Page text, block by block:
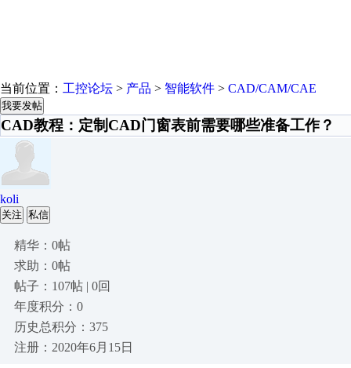
当前位置： 工控论坛 > 产品 > 智能软件 > CAD/CAM/CAE
我要发帖
CAD教程：定制CAD门窗表前需要哪些准备工作？
koli
关注 私信
精华：0帖
求助：0帖
帖子：107帖 | 0回
年度积分：0
历史总积分：375
注册：2020年6月15日